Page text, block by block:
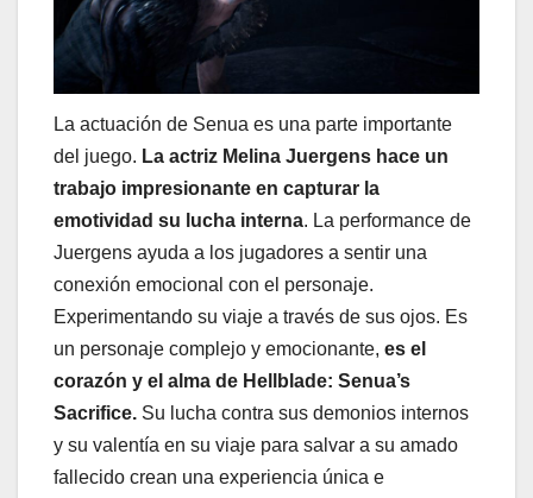
La actuación de Senua es una parte importante
del juego. La actriz Melina Juergens hace un
trabajo impresionante en capturar la
emotividad su lucha interna. La performance de
Juergens ayuda a los jugadores a sentir una
conexión emocional con el personaje.
Experimentando su viaje a través de sus ojos. Es
un personaje complejo y emocionante, es el
corazón y el alma de Hellblade: Senua’s
Sacrifice. Su lucha contra sus demonios internos
y su valentía en su viaje para salvar a su amado
fallecido crean una experiencia única e